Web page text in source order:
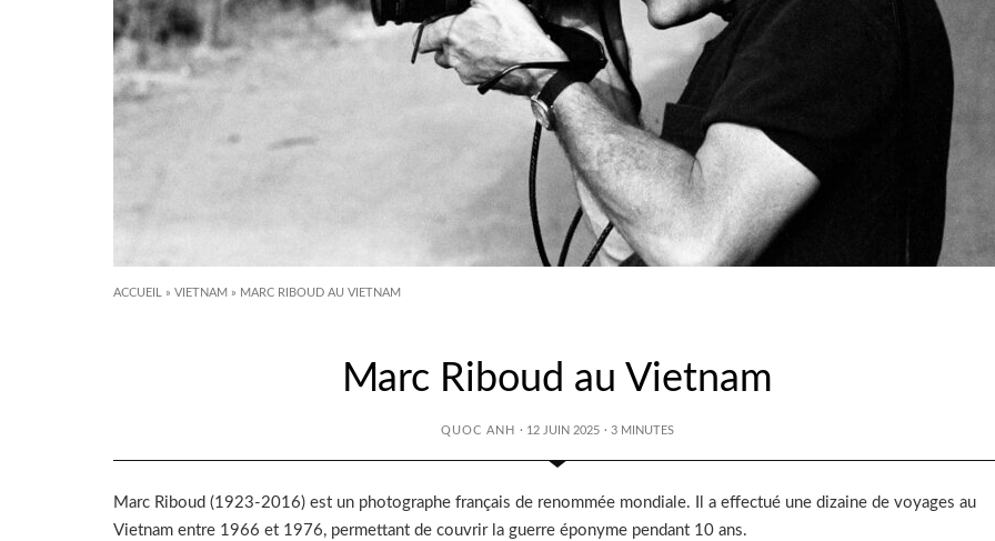
ACCUEIL » VIETNAM » MARC RIBOUD AU VIETNAM
Marc Riboud au Vietnam
QUOC ANH · 12 JUIN 2025 · 3 MINUTES
Marc Riboud (1923-2016) est un photographe français de renommée mondiale. Il a effectué une dizaine de voyages au
Vietnam entre 1966 et 1976, permettant de couvrir la guerre éponyme pendant 10 ans.